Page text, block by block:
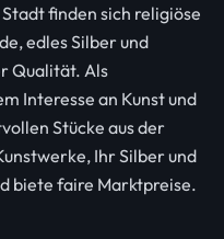
finden sich religiöse
edles Silber und
Qualität. Als
Interesse an Kunst und
Stücke aus der
Ihr Silber und
biete faire Marktpreise.